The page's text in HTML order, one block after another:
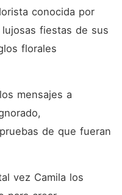
conocida por
fiestas de sus
florales
mensajes a
de que fueran
vez Camila los